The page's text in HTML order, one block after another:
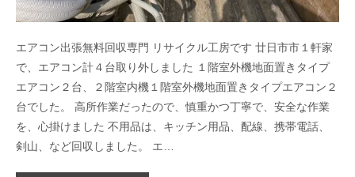
エアコン出張無料回収専門 リサイクル工房です 廿日市市１軒家
で、エアコン計４台取り外しました １階室外機地面置きタイプ
エアコン２台、２階室内機１階室外機地面置きタイプエアコン２
台でした。 高所作業だったので、慎重かつ丁寧で、安全な作業
を、心掛けました 不用品は、キッチン用品、配線、携帯電話、
剣山、など回収しました。 エ…